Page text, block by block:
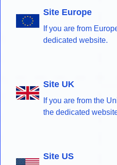
Site Europe
If you are from
dedicated website.
Site UK
If you are from the
the dedicated
Site US